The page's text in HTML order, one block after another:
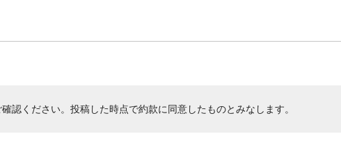
確認ください。投稿した時点で約款に同意したものとみなします。